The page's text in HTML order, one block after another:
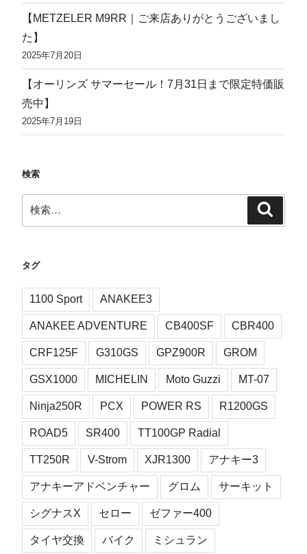
【METZELER M9RR｜ご来店ありがとうございまし
た】
2025年7月20日
【オーリンズ サマーセール！7月31日まで限定特価販
売中】
2025年7月19日
検索
検
タグ
1100 Sport ANAKEE3
ANAKEE ADVENTURE CB400SF CBR400
CRF125F G310GS GPZ900R GROM
GSX1000 MICHELIN Moto Guzzi MT-07
Ninja250R PCX POWER RS R1200GS
ROAD5 SR400 TT100GP Radial
TT250R V-Strom XJR1300 アナキー3
アナキーアドベンチャー グロム サーキット
シグナスX セロー ゼファー400
タイヤ交換 バイク ミシュラン